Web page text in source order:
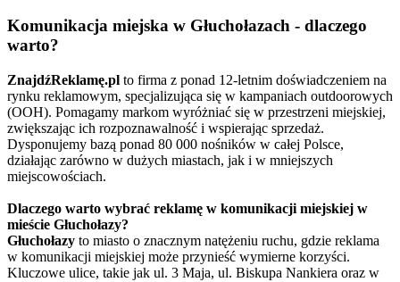
Komunikacja miejska w Głuchołazach - dlaczego
warto?
ZnajdźReklamę.pl to firma z ponad 12-letnim doświadczeniem na
rynku reklamowym, specjalizująca się w kampaniach outdoorowych
(OOH). Pomagamy markom wyróżniać się w przestrzeni miejskiej,
zwiększając ich rozpoznawalność i wspierając sprzedaż.
Dysponujemy bazą ponad 80 000 nośników w całej Polsce,
działając zarówno w dużych miastach, jak i w mniejszych
miejscowościach.
Dlaczego warto wybrać reklamę w komunikacji miejskiej w
mieście Głuchołazy?
Głuchołazy to miasto o znacznym natężeniu ruchu, gdzie reklama
w komunikacji miejskiej może przynieść wymierne korzyści.
Kluczowe ulice, takie jak ul. 3 Maja, ul. Biskupa Nankiera oraz w